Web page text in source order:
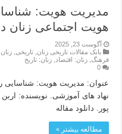
مدیریت هویت:
هویت اجتماعی زنان
آگوست 23, 2025
بانک مقالات تاریخی زنان ,تاریخی ,
فرهنگ ,زنان: اقتصاد ,زنان: تاریخ
0
عنوان: مدیریت هویت: شناسایی
نهاد های آموزشی. نویسنده: اربن
پور. دانلود مقاله
مطالعه بیشتر »